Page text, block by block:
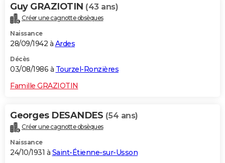
Guy GRAZIOTIN (43 ans)
Créer une cagnotte obsèques
Naissance
28/09/1942 à Ardes
Décès
03/08/1986 à Tourzel-Ronzières
Famille GRAZIOTIN
Georges DESANDES (54 ans)
Créer une cagnotte obsèques
Naissance
24/10/1931 à Saint-Étienne-sur-Usson